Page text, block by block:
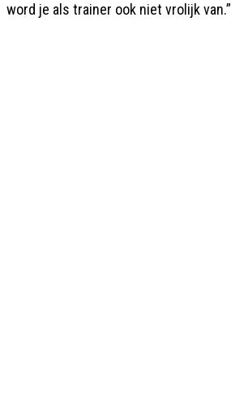
word je als trainer ook niet vrolijk van.”